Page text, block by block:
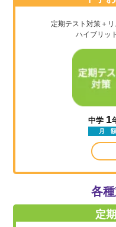
定期テスト対策＋
ハイブリッ
中学 1
月 額
各
定